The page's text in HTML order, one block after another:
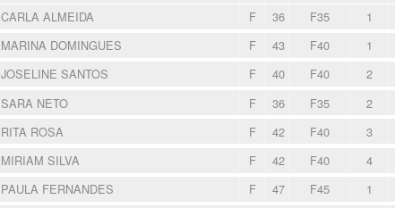
CARLA ALMEIDA F 36 F35 1
MARINA DOMINGUES F 43 F40 1
JOSELINE SANTOS F 40 F40 2
SARA NETO F 36 F35 2
RITA ROSA F 42 F40 3
MIRIAM SILVA F 42 F40 4
PAULA FERNANDES F 47 F45 1